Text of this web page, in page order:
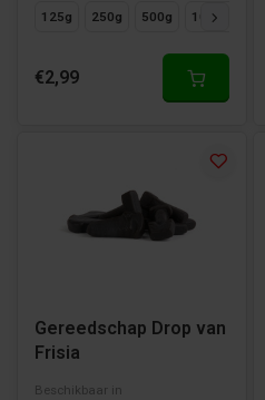
125g
250g 500g 1000g
€2,99
Gereedschap Drop van
Frisia
Beschikbaar in